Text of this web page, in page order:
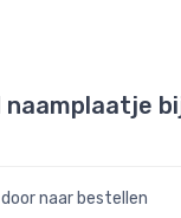
naamplaatje
door naar bestellen